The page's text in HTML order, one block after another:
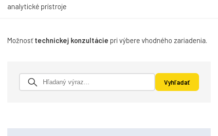
analytické prístroje
Možnosť technickej konzultácie pri výbere vhodného zariadenia.